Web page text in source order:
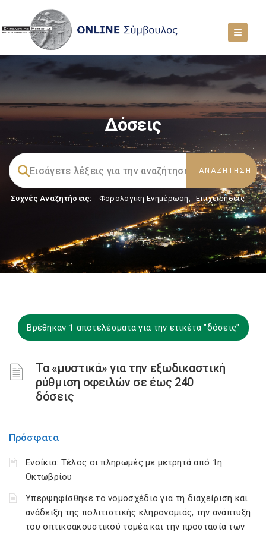
Δόσεις
Συχνές Αναζητήσεις: Φορολογικη Ενημέρωση, Επιχειρήσεις
Βρέθηκαν 1 αποτελέσματα για την ετικέτα "δόσεις"
Τα «μυστικά» για την εξωδικαστική
ρύθμιση οφειλών σε έως 240
δόσεις
Πρόσφατα
Ενοίκια: Τέλος οι πληρωμές με μετρητά από 1η
Οκτωβρίου
Υπερψηφίσθηκε το νομοσχέδιο για τη διαχείριση και
ανάδειξη της πολιτιστικής κληρονομιάς, την ανάπτυξη
του οπτικοακουστικού τομέα και την προστασία των